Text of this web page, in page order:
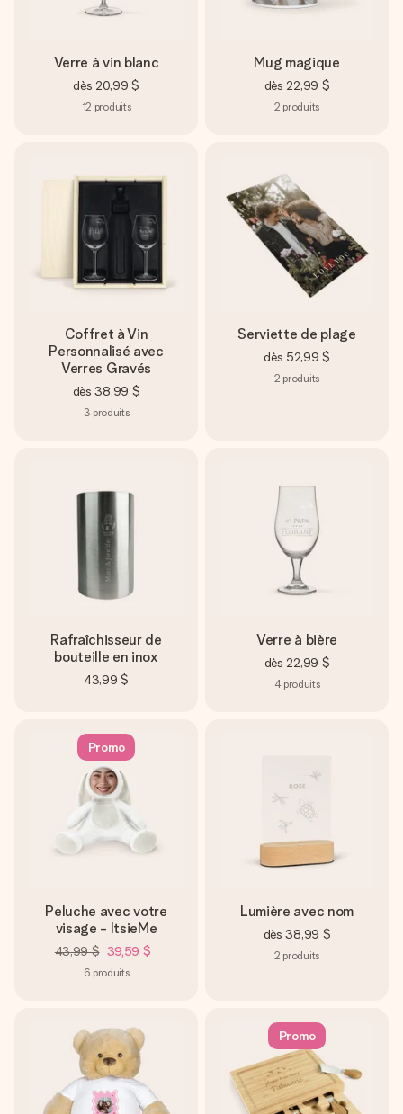
Verre à vin blanc
dès 20,99 $
12 produits
Mug magique
dès 22,99 $
2 produits
Coffret à Vin
Personnalisé avec
Verres Gravés
dès 38,99 $
3 produits
Serviette de plage
dès 52,99 $
2 produits
Rafraîchisseur de
bouteille en inox
43,99 $
Verre à bière
dès 22,99 $
4 produits
Promo
Peluche avec votre
visage - ItsieMe
43,99 $ 39,59 $
6 produits
Lumière avec nom
dès 38,99 $
2 produits
Promo